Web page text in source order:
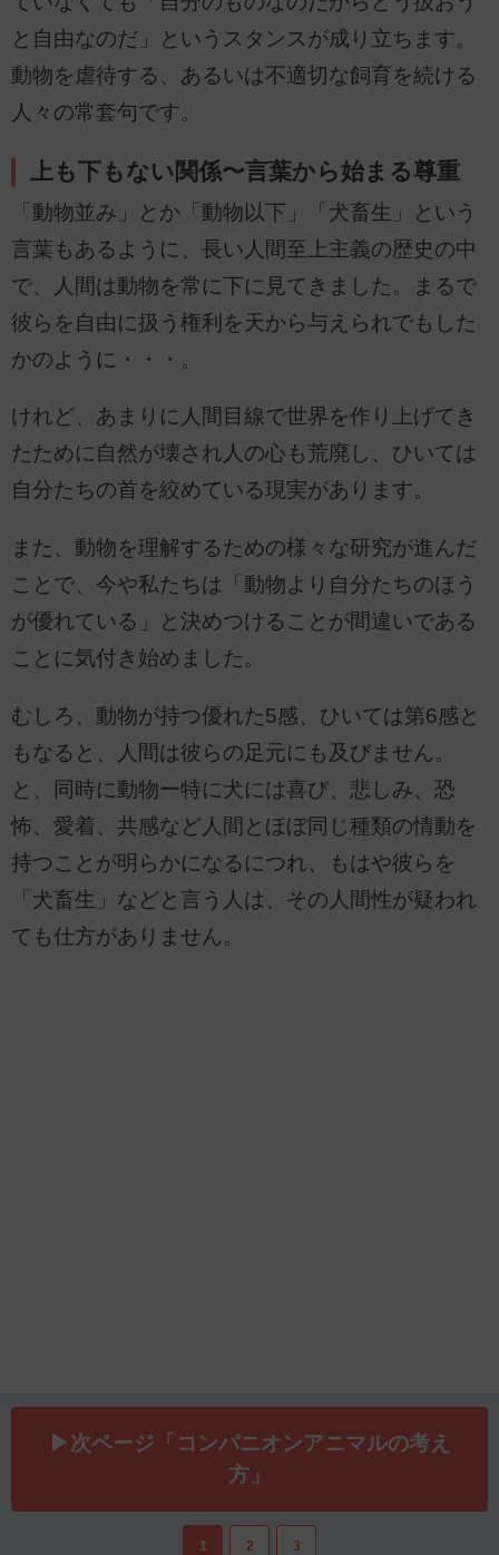
と自由なのだ」というスタンスが成り立ちます。
動物を虐待する、あるいは不適切な飼育を続ける
人々の常套句です。
上も下もない関係〜言葉から始まる尊重
「動物並み」とか「動物以下」「犬畜生」という
言葉もあるように、長い人間至上主義の歴史の中
で、人間は動物を常に下に見てきました。まるで
彼らを自由に扱う権利を天から与えられでもした
かのように・・・。
けれど、あまりに人間目線で世界を作り上げてき
たために自然が壊され人の心も荒廃し、ひいては
自分たちの首を絞めている現実があります。
また、動物を理解するための様々な研究が進んだ
ことで、今や私たちは「動物より自分たちのほう
が優れている」と決めつけることが間違いである
ことに気付き始めました。
むしろ、動物が持つ優れた5感、ひいては第6感と
もなると、人間は彼らの足元にも及びません。
と、同時に動物ー特に犬には喜び、悲しみ、恐
怖、愛着、共感など人間とほぼ同じ種類の情動を
持つことが明らかになるにつれ、もはや彼らを
「犬畜生」などと言う人は、その人間性が疑われ
ても仕方がありません。
▶次ページ「コンパニオンアニマルの考え
方」
1 2 3